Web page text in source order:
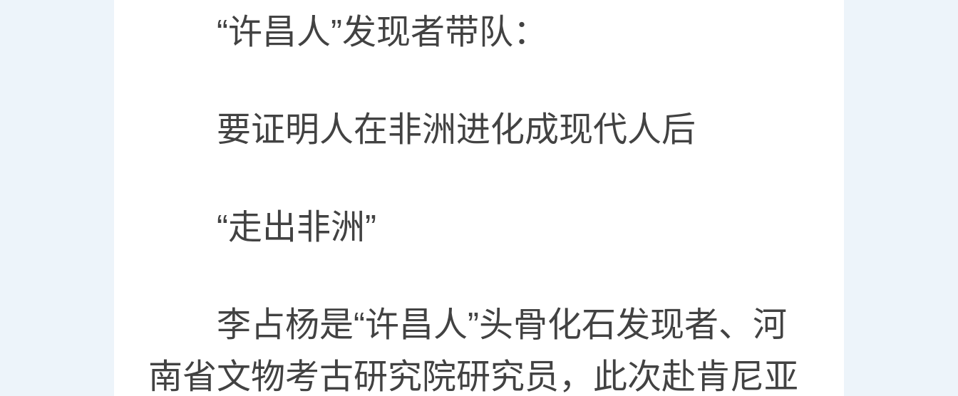
“许昌人”发现者带队：
要证明人在非洲进化成现代人后
“走出非洲”
李占杨是“许昌人”头骨化石发现者、河
南省文物考古研究院研究员，此次赴肯尼亚